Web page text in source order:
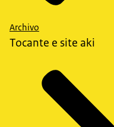
Archivo
Tocante e site aki